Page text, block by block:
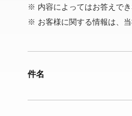
※ 内容によってはお答えでき
※ お客様に関する情報は、
件名